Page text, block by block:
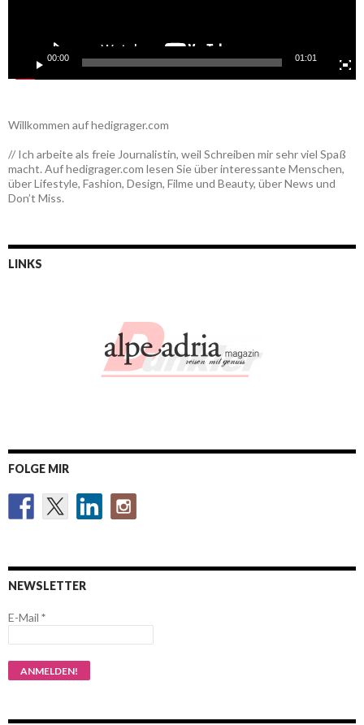
00:00 01:01
Willkommen auf hedigrager.com
// Ich arbeite als freie Journalistin, weil Schreiben mir sehr viel Spaß
macht. Auf hedigrager.com lesen Sie über interessante Menschen,
über Lifestyle, Fashion, Design, Filme und Beauty, über News und
Don’t Miss.
LINKS
FOLGE MIR
NEWSLETTER
E-Mail *